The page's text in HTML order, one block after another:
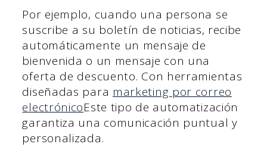
Por ejemplo, cuando una persona se
suscribe a su boletín de noticias, recibe
automáticamente un mensaje de
bienvenida o un mensaje con una
oferta de descuento. Con herramientas
diseñadas para marketing por correo
electrónicoEste tipo de automatización
garantiza una comunicación puntual y
personalizada.